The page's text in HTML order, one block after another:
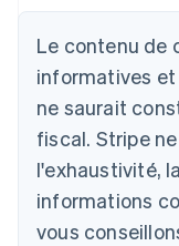
Le contenu de
informatives
ne saurait
fiscal. Stripe
l'exhaustivité,
informations
vous
Allemagne
Australie
English
Autriche
DeutschEnglish
Belgique
Nederlands